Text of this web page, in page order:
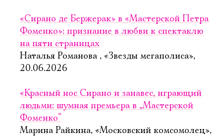
«Сирано де Бержерак» в «Мастерской Петра
Фоменко»: признание в любви к спектаклю
на пяти страницах
Наталья Романова , «Звезды мегаполиса»,
20.06.2026
«Красный нос Сирано и занавес, играющий
людьми: шумная премьера в „Мастерской
Фоменко“
Марина Райкина, «Московский комсомолец»,